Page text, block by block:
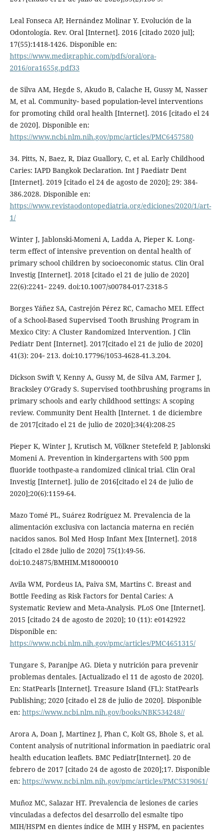
Leal Fonseca AP, Hernández Molinar Y. Evolución de la
Odontología. Rev. Oral [Internet]. 2016 [citado 2020 jul];
17(55):1418-1426. Disponible en:
https://www.medigraphic.com/pdfs/oral/ora-
2016/ora1655g.pdf33
de Silva AM, Hegde S, Akudo B, Calache H, Gussy M, Nasser
M, et al. Community‐ based population‐level interventions
for promoting child oral health [Internet]. 2016 [citado el 24
de 2020]. Disponible en:
https://www.ncbi.nlm.nih.gov/pmc/articles/PMC6457580
34. Pitts, N, Baez, R, Diaz Guallory, C, et al. Early Childhood
Caries: IAPD Bangkok Declaration. Int J Paediatr Dent
[Internet]. 2019 [citado el 24 de agosto de 2020]; 29: 384-
386.2028. Disponible en:
https://www.revistaodontopediatria.org/ediciones/2020/1/art-
1/
Winter J, Jablonski-Momeni A, Ladda A, Pieper K. Long-
term effect of intensive prevention on dental health of
primary school children by socioeconomic status. Clin Oral
Investig [Internet]. 2018 [citado el 21 de julio de 2020]
22(6):2241‐ 2249. doi:10.1007/s00784-017-2318-5
Borges Yáñez SA, Castrejón Pérez RC, Camacho MEI. Effect
of a School-Based Supervised Tooth Brushing Program in
Mexico City: A Cluster Randomized Intervention. J Clin
Pediatr Dent [Internet]. 2017[citado el 21 de julio de 2020]
41(3): 204‐ 213. doi:10.17796/1053-4628-41.3.204.
Dickson Swift V, Kenny A, Gussy M, de Silva AM, Farmer J,
Bracksley O’Grady S. Supervised toothbrushing programs in
primary schools and early childhood settings: A scoping
review. Community Dent Health [Internet. 1 de diciembre
de 2017[citado el 21 de julio de 2020];34(4):208-25
Pieper K, Winter J, Krutisch M, Völkner Stetefeld P, Jablonski
Momeni A. Prevention in kindergartens with 500 ppm
fluoride toothpaste-a randomized clinical trial. Clin Oral
Investig [Internet]. julio de 2016[citado el 24 de julio de
2020];20(6):1159-64.
Mazo Tomé PL, Suárez Rodríguez M. Prevalencia de la
alimentación exclusiva con lactancia materna en recién
nacidos sanos. Bol Med Hosp Infant Mex [Internet]. 2018
[citado el 28de julio de 2020] 75(1):49-56.
doi:10.24875/BMHIM.M18000010
Avila WM, Pordeus IA, Paiva SM, Martins C. Breast and
Bottle Feeding as Risk Factors for Dental Caries: A
Systematic Review and Meta-Analysis. PLoS One [Internet].
2015 [citado 24 de agosto de 2020]; 10 (11): e0142922
Disponible en:
https://www.ncbi.nlm.nih.gov/pmc/articles/PMC4651315/
Tungare S, Paranjpe AG. Dieta y nutrición para prevenir
problemas dentales. [Actualizado el 11 de agosto de 2020].
En: StatPearls [Internet]. Treasure Island (FL): StatPearls
Publishing; 2020 [citado el 28 de julio de 2020]. Disponible
en: https://www.ncbi.nlm.nih.gov/books/NBK534248//
Arora A, Doan J, Martinez J, Phan C, Kolt GS, Bhole S, et al.
Content analysis of nutritional information in paediatric oral
health education leaflets. BMC Pediatr[Internet]. 20 de
febrero de 2017 [citado 24 de agosto de 2020];17. Disponible
en: https://www.ncbi.nlm.nih.gov/pmc/articles/PMC5319061/
Muñoz MC, Salazar HT. Prevalencia de lesiones de caries
vinculadas a defectos del desarrollo del esmalte tipo
MIH/HSPM en dientes índice de MIH y HSPM, en pacientes